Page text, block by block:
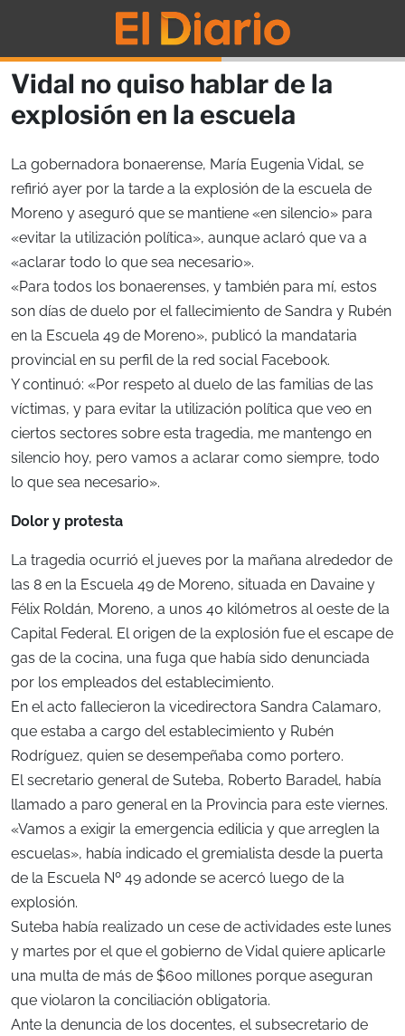
Vidal no quiso hablar de la
explosión en la escuela
La gobernadora bonaerense, María Eugenia Vidal, se
refirió ayer por la tarde a la explosión de la escuela de
Moreno y aseguró que se mantiene «en silencio» para
«evitar la utilización política», aunque aclaró que va a
«aclarar todo lo que sea necesario».
«Para todos los bonaerenses, y también para mí, estos
son días de duelo por el fallecimiento de Sandra y Rubén
en la Escuela 49 de Moreno», publicó la mandataria
provincial en su perfil de la red social Facebook.
Y continuó: «Por respeto al duelo de las familias de las
víctimas, y para evitar la utilización política que veo en
ciertos sectores sobre esta tragedia, me mantengo en
silencio hoy, pero vamos a aclarar como siempre, todo
lo que sea necesario».
Dolor y protesta
La tragedia ocurrió el jueves por la mañana alrededor de
las 8 en la Escuela 49 de Moreno, situada en Davaine y
Félix Roldán, Moreno, a unos 40 kilómetros al oeste de la
Capital Federal. El origen de la explosión fue el escape de
gas de la cocina, una fuga que había sido denunciada
por los empleados del establecimiento.
En el acto fallecieron la vicedirectora Sandra Calamaro,
que estaba a cargo del establecimiento y Rubén
Rodríguez, quien se desempeñaba como portero.
El secretario general de Suteba, Roberto Baradel, había
llamado a paro general en la Provincia para este viernes.
«Vamos a exigir la emergencia edilicia y que arreglen la
escuelas», había indicado el gremialista desde la puerta
de la Escuela Nº 49 adonde se acercó luego de la
explosión.
Suteba había realizado un cese de actividades este lunes
y martes por el que el gobierno de Vidal quiere aplicarle
una multa de más de $600 millones porque aseguran
que violaron la conciliación obligatoria.
Ante la denuncia de los docentes, el subsecretario de